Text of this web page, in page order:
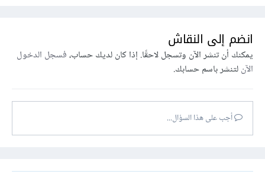
انضم إلى النقاش
يمكنك أن تنشر الآن وتسجل لاحقًا. إذا كان لديك حساب،فسجل الدخول
الآنلتنشر باسم حسابك.
أجب على هذا السؤال...